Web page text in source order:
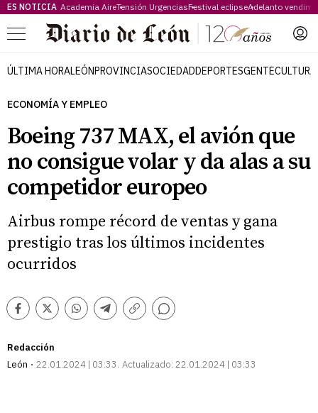
ES NOTICIA Academia AireTensión UrgenciasFestival eclipseAdelanto
Menú
ÚLTIMA HORALEÓNPROVINCIASOCIEDADDEPORTESGENTECULTURA
ECONOMÍA Y EMPLEO
Boeing 737 MAX, el avión que
no consigue volar y da alas a su
competidor europeo
Airbus rompe récord de ventas y gana
prestigio tras los últimos incidentes
ocurridos
Facebook
TwitterWhatsappTelegram
Copiar
Comentarios
Redacción
León
22.01.2024 | 03:33 Actualizado: 22.01.2024 | 03:33